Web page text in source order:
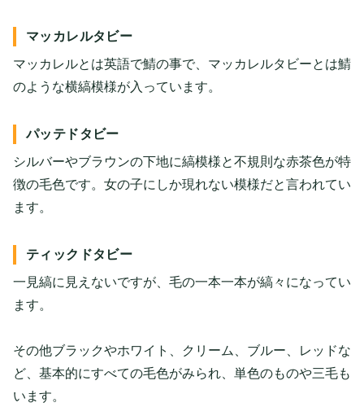
マッカレルタビー
マッカレルとは英語で鯖の事で、マッカレルタビーとは鯖
のような横縞模様が入っています。
パッテドタビー
シルバーやブラウンの下地に縞模様と不規則な赤茶色が特
徴の毛色です。女の子にしか現れない模様だと言われてい
ます。
ティックドタビー
一見縞に見えないですが、毛の一本一本が縞々になってい
ます。
その他ブラックやホワイト、クリーム、ブルー、レッドな
ど、基本的にすべての毛色がみられ、単色のものや三毛も
います。